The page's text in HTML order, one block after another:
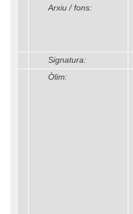
Arxiu / fons:
Signatura:
Òlim: